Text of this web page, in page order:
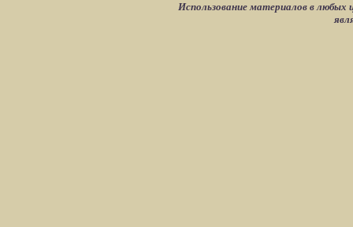
Использование материалов в любых